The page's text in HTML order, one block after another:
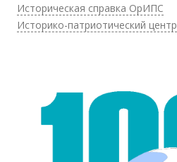
Историческая справка ОрИПС
Историко-патриотический центр